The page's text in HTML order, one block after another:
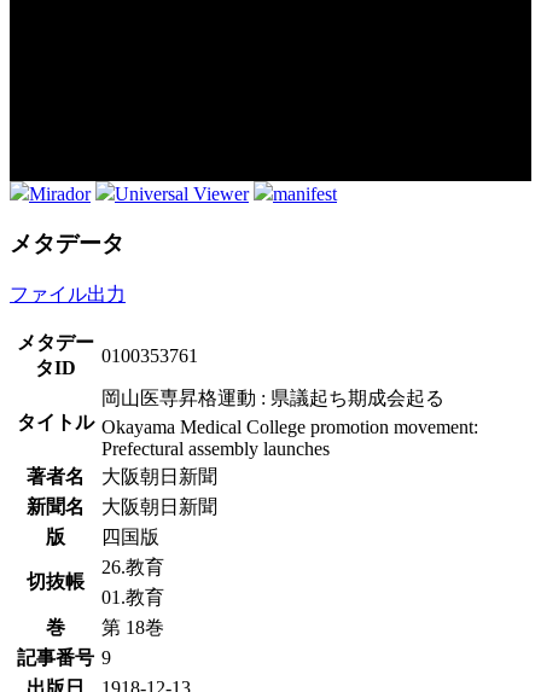
Mirador Universal Viewer manifest
メタデータ
ファイル出力
メタデー
タID
0100353761
タイトル
岡山医専昇格運動 : 県議起ち期成会起る
Okayama Medical College promotion movement:
Prefectural assembly launches
著者名
大阪朝日新聞
新聞名
大阪朝日新聞
版
四国版
切抜帳
26.教育
01.教育
巻
第 18巻
記事番号 9
出版日
1918-12-13